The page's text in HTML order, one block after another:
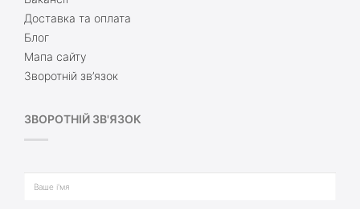
Доставка та оплата
Блог
Мапа сайту
Зворотній зв’язок
ЗВОРОТНІЙ ЗВ'ЯЗОК